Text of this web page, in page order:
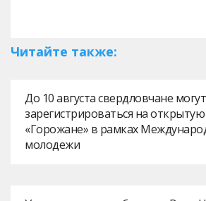
Читайте также:
До 10 августа свердловчане могут
зарегистрироваться на
«Горожане» в рамках
молодежи